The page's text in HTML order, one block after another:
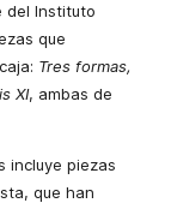
del Instituto
que
Tres formas,
XI, ambas de
incluye piezas
que han